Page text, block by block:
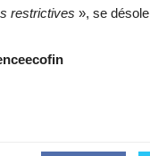
restrictives », se